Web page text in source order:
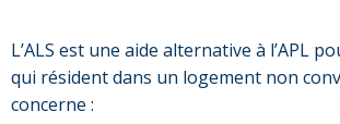
L’ALS est une aide alternative à l’APL
qui résident dans un logement non
concerne :